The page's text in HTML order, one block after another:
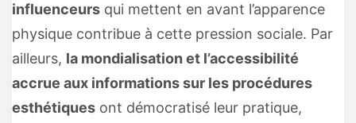
influenceurs qui mettent en avant l’apparence
physique contribue à cette pression sociale. Par
ailleurs, la mondialisation et l’accessibilité
accrue aux informations sur les procédures
esthétiques ont démocratisé leur pratique,